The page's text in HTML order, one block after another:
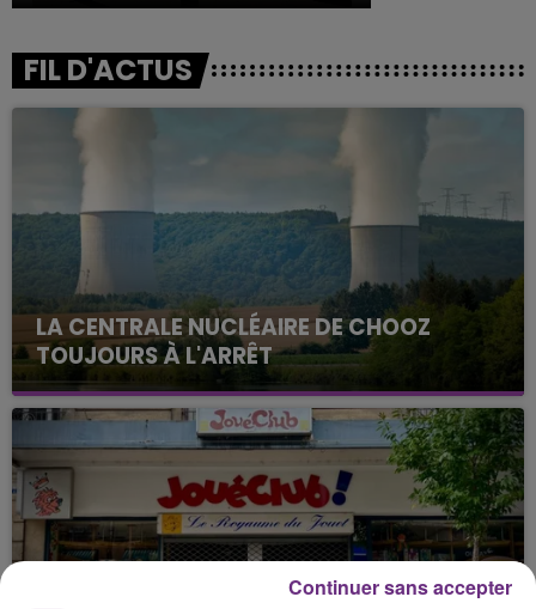
FIL D'ACTUS
LA CENTRALE NUCLÉAIRE DE CHOOZ
TOUJOURS À L'ARRÊT
Cela fait déjà une semaine que la centrale
nucléaire ardennaise est à l'arrêt. Une situation
justifiée par la sécheresse intense qui est toujours
présente.
Continuer sans accepter